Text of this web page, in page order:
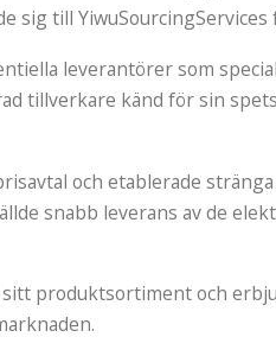
sig till YiwuSourcingServices
leverantörer som
tillverkare känd för sin
och etablerade stränga
snabb leverans av de
produktsortiment och